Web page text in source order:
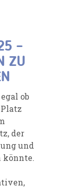
–
ZU
ob
der
und